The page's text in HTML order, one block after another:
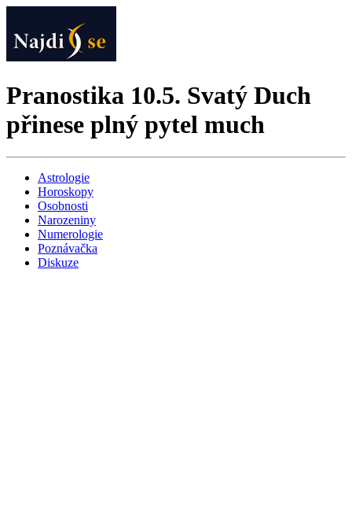
Pranostika 10.5. Svatý Duch
přinese plný pytel much
Astrologie
Horoskopy
Osobnosti
Narozeniny
Numerologie
Poznávačka
Diskuze